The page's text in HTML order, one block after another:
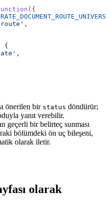
({
route' ,
{
,
önerilen bir status döndürür;
yanıt verebilir.
geçerli bir belirteç sunması
bölümdeki ön uç bileşeni,
olarak iletir.
olarak